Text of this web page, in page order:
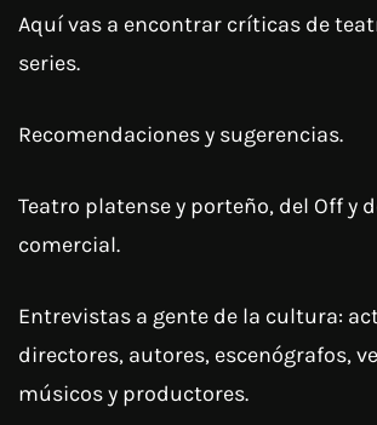
Aquí vas a encontrar críticas de
series.
Recomendaciones y sugerencias.
Teatro platense y porteño, del Off y
comercial.
Entrevistas a gente de la cultura:
directores, autores, escenógrafos,
músicos y productores.